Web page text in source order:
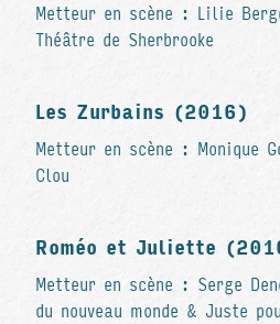
Metteur en scène : Lilie
Théâtre de Sherbrooke
Les Zurbains (2016)
Metteur en scène : Monique
Clou
Roméo et Juliette
Metteur en scène : Serge
du nouveau monde & Juste